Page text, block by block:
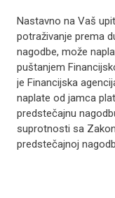
Nastavno na Vaš
potraživanje prema
nagodbe, može
puštanjem
je Financijska
naplate od jamca
predstečajnu
suprotnosti sa
predstečajnoj